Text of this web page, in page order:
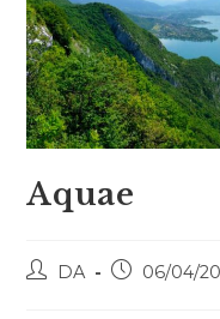
Aquae
DA 06/04/